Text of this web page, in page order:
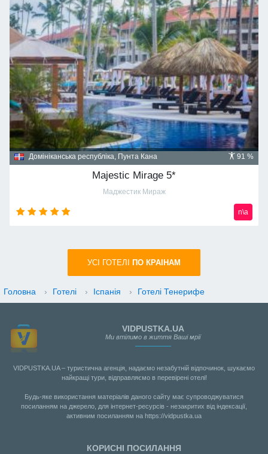
91 %
Домініканська республіка, Пунта Кана
Majestic Mirage 5*
Маджестик Мираж
n\a
УСI ГОТЕЛІ ПО КРАIНАМ
Головна › Готелі › Іспанія › Готелі Тенерифе
VIDPUSTKA.UA
Ми втілимо в життя Ваші мрії
VIDPUSTKA.UA – туристична агенція, надаємо незабутній відпочинок, шукаємо
найкращі тури, відправляємо в перевірені отелі!
Будь-яке використання матеріалів даного сайту має супроводжуватися
посиланням на джерело, для інтернет-ресурсів - незакритих від індексації,
активним посиланням на https://vidpustka.ua
КОРИСНІ ПОСИЛАННЯ